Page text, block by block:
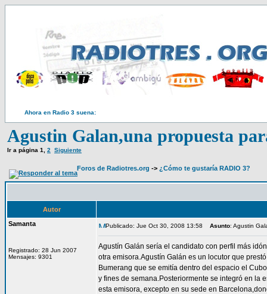
Ahora en Radio 3 suena:
Agustin Galan,una propuesta
Ir a página 1 2 Siguiente
Foros de Radiotres.org -> ¿Cómo te gustaría RADIO 3?
Autor
Samanta
Registrado: 28 Jun 2007
Mensajes: 9301
Publicado: Jue Oct 30, 2008 13:58 Asunto: Agustin
Agustín Galán sería el candidato con perfil más
otra emisora.Agustín Galán es un locutor que
Bumerang que se emitía dentro del espacio el
y fines de semana.Posteriormente se integró en la
esta emisora, excepto en su sede en